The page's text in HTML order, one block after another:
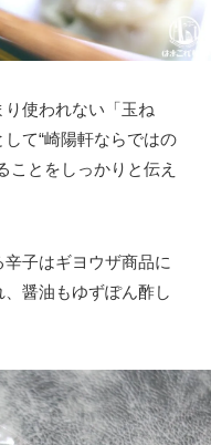
使われない「玉ね
て“崎陽軒ならではの
ことをしっかりと伝え
子はギヨウザ商品に
醤油もゆずぽん酢し